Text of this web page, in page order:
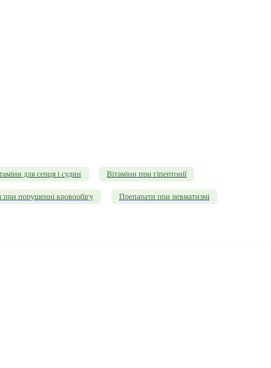
для серця і судин Вітаміни при гіпертонії
при порушенні кровообігу Препарати при ревматизмі